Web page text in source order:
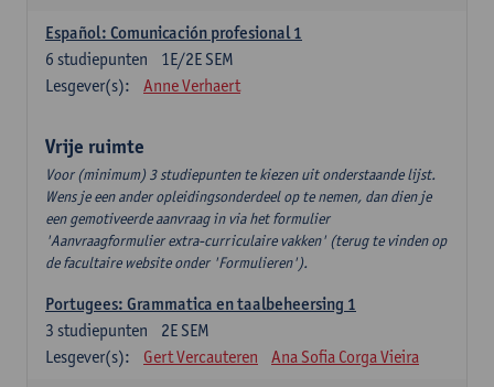
Español: Comunicación profesional 1
1E/2E SEM
6 studiepunten
Lesgever(s):
Anne Verhaert
Vrije ruimte
Voor (minimum) 3 studiepunten te kiezen uit onderstaande lijst.
Wens je een ander opleidingsonderdeel op te nemen, dan dien je
een gemotiveerde aanvraag in via het formulier
'Aanvraagformulier extra-curriculaire vakken' (terug te vinden op
de facultaire website onder 'Formulieren').
Portugees: Grammatica en taalbeheersing 1
2E SEM
3 studiepunten
Lesgever(s):
Gert Vercauteren Ana Sofia Corga Vieira